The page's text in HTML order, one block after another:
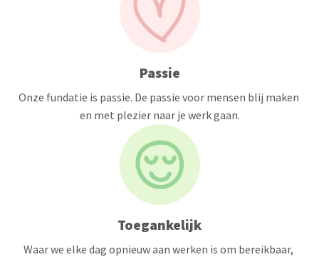
Passie
Onze fundatie is passie. De passie voor mensen blij maken
en met plezier naar je werk gaan.
Toegankelijk
Waar we elke dag opnieuw aan werken is om bereikbaar,